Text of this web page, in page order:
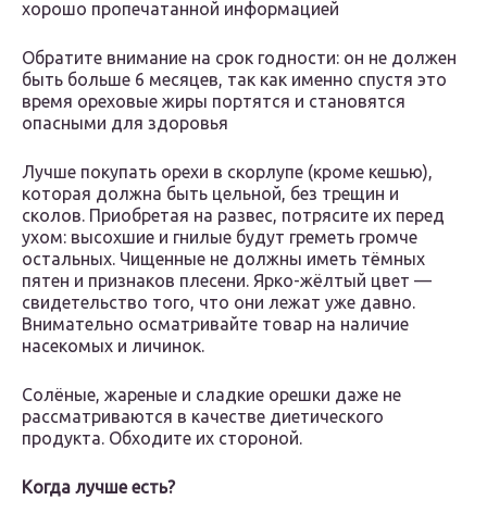
хорошо пропечатанной информацией
Обратите внимание на срок годности: он не должен
быть больше 6 месяцев, так как именно спустя это
время ореховые жиры портятся и становятся
опасными для здоровья
Лучше покупать орехи в скорлупе (кроме кешью),
которая должна быть цельной, без трещин и
сколов. Приобретая на развес, потрясите их перед
ухом: высохшие и гнилые будут греметь громче
остальных. Чищенные не должны иметь тёмных
пятен и признаков плесени. Ярко-жёлтый цвет —
свидетельство того, что они лежат уже давно.
Внимательно осматривайте товар на наличие
насекомых и личинок.
Солёные, жареные и сладкие орешки даже не
рассматриваются в качестве диетического
продукта. Обходите их стороной.
Когда лучше есть?